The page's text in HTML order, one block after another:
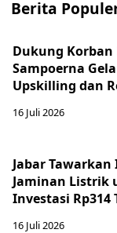
Berita
Dukung Korban
Sampoerna
Upskilling dan
16 Juli 2026
Jabar
Jaminan Listrik
Investasi Rp314
16 Juli 2026